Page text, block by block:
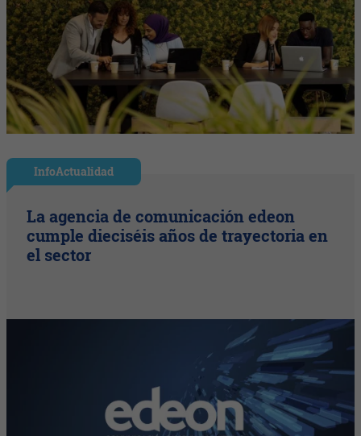
InfoActualidad
La agencia de comunicación edeon
cumple dieciséis años de trayectoria en
el sector